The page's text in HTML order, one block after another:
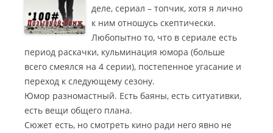
деле, сериал – топчик, хотя я лично
к ним отношусь скептически.
Любопытно то, что в сериале есть
период раскачки, кульминация юмора (больше
всего смеялся на 4 серии), постепенное угасание и
переход к следующему сезону.
Юмор разномастный. Есть баяны, есть ситуативки,
есть вещи общего плана.
Сюжет есть, но смотреть кино ради него явно не